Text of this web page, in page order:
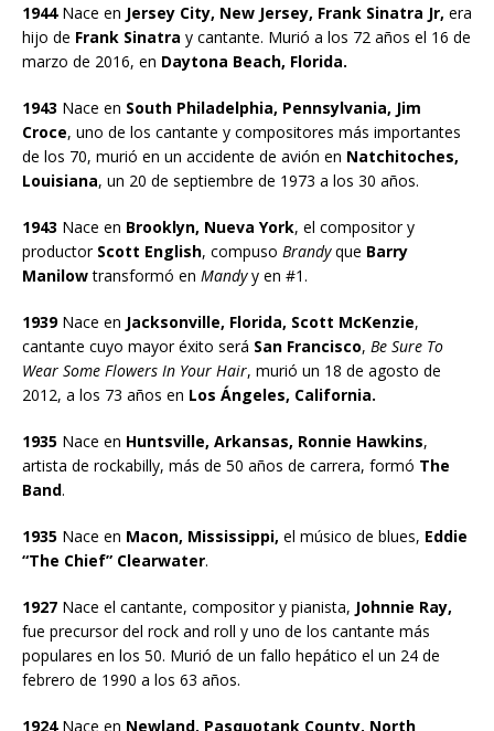
1944Nace en Jersey City, New Jersey, Frank Sinatra Jr, era
hijo de Frank Sinatra y cantante. Murió a los 72 años el 16 de
marzo de 2016, en Daytona Beach, Florida.
1943 Nace en South Philadelphia, Pennsylvania, Jim
Croce, uno de los cantante y compositores más importantes
de los 70, murió en un accidente de avión en Natchitoches,
Louisiana, un 20 de septiembre de 1973 a los 30 años.
1943 Nace en Brooklyn, Nueva York, el compositor y
productor Scott English, compuso Brandyque Barry
Manilowtransformó en Mandyy en #1.
1939Nace en Jacksonville, Florida, Scott McKenzie,
cantante cuyo mayor éxito será San Francisco, Be Sure To
Wear Some Flowers In Your Hair, murió un 18 de agosto de
2012, a los 73 años en Los Ángeles, California.
1935 Nace en Huntsville, Arkansas, Ronnie Hawkins,
artista de rockabilly, más de 50 años de carrera, formó The
Band.
1935 Nace en Macon, Mississippi, el músico de blues, Eddie
“The Chief” Clearwater.
1927 Nace el cantante, compositor y pianista, Johnnie Ray,
fue precursor del rock and roll y uno de los cantante más
populares en los 50. Murió de un fallo hepático el un 24 de
febrero de 1990 a los 63 años.
1924Nace en Newland, Pasquotank County, North